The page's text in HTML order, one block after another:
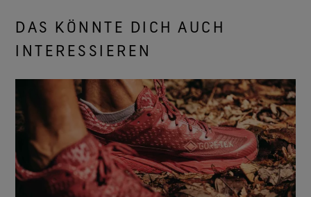
DAS KÖNNTE DICH AUCH
INTERESSIEREN